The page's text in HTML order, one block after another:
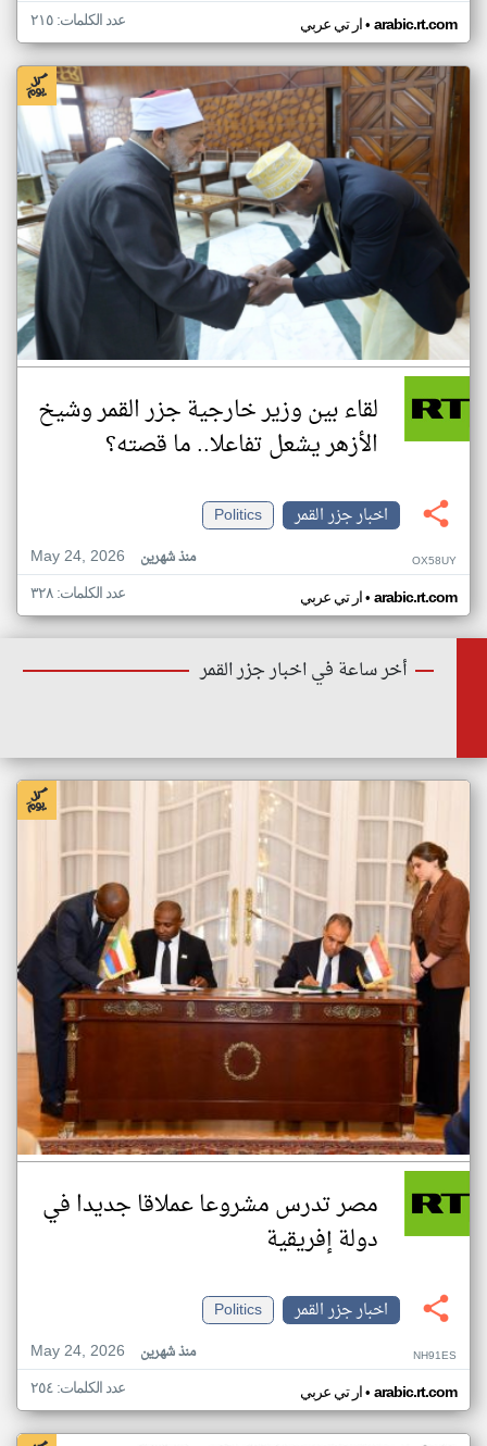
ار تي عربي• arabic.rt.com عدد الكلمات: ٢١٥
لقاء بين وزير خارجية جزر القمر وشيخ
الأزهر يشعل تفاعلا.. ما قصته؟
اخبار جزر القمر
Politics
May 24, 2026
منذ شهرين OX58UY
ار تي عربي• arabic.rt.com عدد الكلمات: ٣٢٨
أخر ساعة في اخبار جزر القمر
مصر تدرس مشروعا عملاقا جديدا في
دولة إفريقية
اخبار جزر القمر
Politics
May 24, 2026
منذ شهرين NH91ES
ار تي عربي• arabic.rt.com عدد الكلمات: ٢٥٤